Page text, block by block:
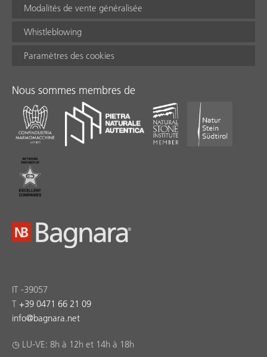
Modalités de vente généralisée
Whistleblowing
Paramètres des cookies
Nous sommes membres de
IT -39057
T +39 0471 66 21 09
info@bagnara.net
◷ LU-VE: 8h à 12h et 14h à 18h